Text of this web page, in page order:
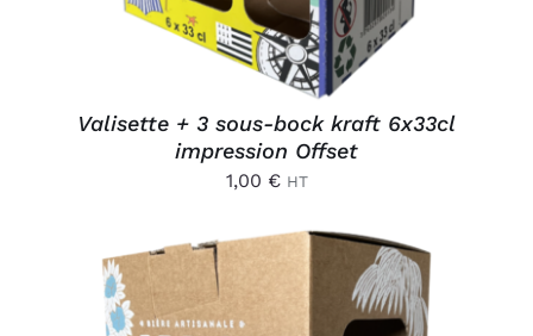
Valisette + 3 sous-bock kraft 6x33cl
impression Offset
1,00 € HT